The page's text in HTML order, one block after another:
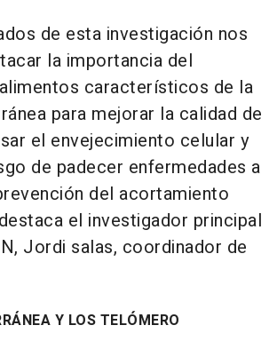
de esta investigación nos
la importancia del
característicos de la
para mejorar la calidad de
el envejecimiento celular y
de padecer enfermedades a
del acortamiento
el investigador principal
Jordi salas, coordinador de
Y LOS TELÓMERO